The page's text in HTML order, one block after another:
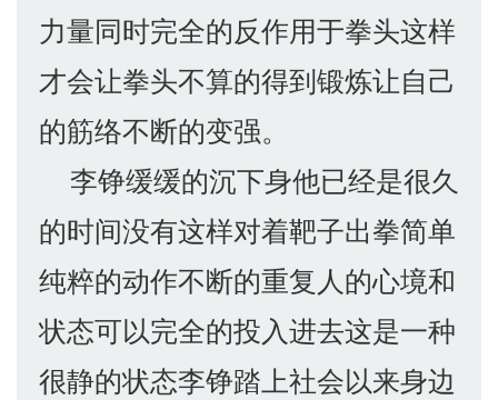
力量同时完全的反作用于拳头这样
才会让拳头不算的得到锻炼让自己
的筋络不断的变强。
李铮缓缓的沉下身他已经是很久
的时间没有这样对着靶子出拳简单
纯粹的动作不断的重复人的心境和
状态可以完全的投入进去这是一种
很静的状态李铮踏上社会以来身边